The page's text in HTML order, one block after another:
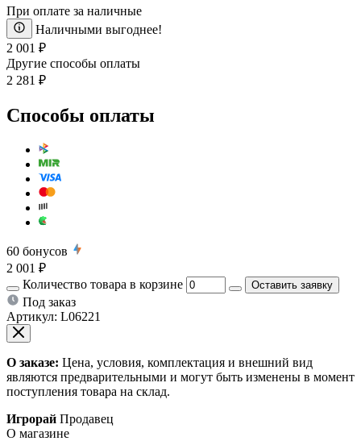
При оплате за наличные
Наличными выгоднее!
2 001 ₽
Другие способы оплаты
2 281 ₽
Способы оплаты
60 бонусов
2 001 ₽
Количество товара в корзине
Оставить заявку
Под заказ
Артикул: L06221
О заказе: Цена, условия, комплектация и внешний вид
являются предварительными и могут быть изменены в момент
поступления товара на склад.
Игрорай Продавец
О магазине